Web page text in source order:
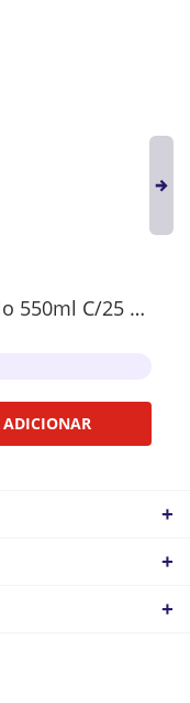
Copo De Plastico Crystal Bello 550ml C/25 Unidades
ADICIONAR
+
+
+